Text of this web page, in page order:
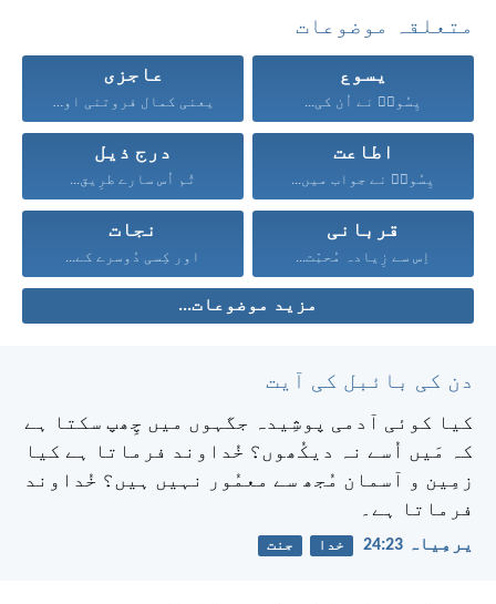
متعلقہ موضوعات
یسوع
یِسُوعؔ نے اُن کی...
عاجزی
یعنی کمال فروتنی اور...
اطاعت
یِسُوعؔ نے جواب میں...
درج ذیل
تُم اُس سارے طرِیق...
قربانی
اِس سے زِیادہ مُحبّت...
نجات
اور کِسی دُوسرے کے...
مزید موضوعات...
دن کی بائبل کی آیت
کیا کوئی آدمی پوشِیدہ جگہوں میں چِھپ سکتا ہے
کہ مَیں اُسے نہ دیکُھوں؟ خُداوند فرماتا ہے کیا
زمِین و آسمان مُجھ سے معمُور نہیں ہیں؟ خُداوند
فرماتا ہے۔
یرمِیاہ 23:‏24 خدا جنت